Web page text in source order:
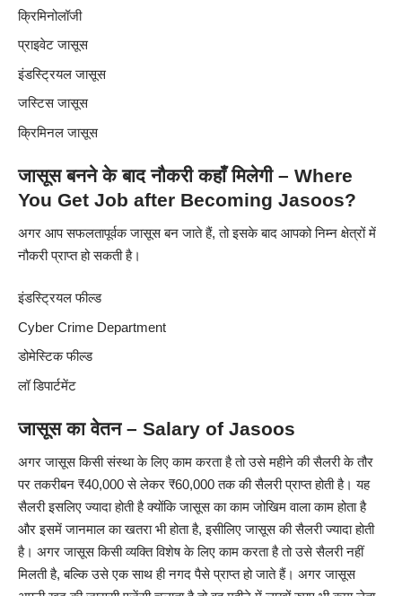
क्रिमिनोलॉजी
प्राइवेट जासूस
इंडस्ट्रियल जासूस
जस्टिस जासूस
क्रिमिनल जासूस
जासूस बनने के बाद नौकरी कहाँ मिलेगी – Where
You Get Job after Becoming Jasoos?
अगर आप सफलतापूर्वक जासूस बन जाते हैं, तो इसके बाद आपको निम्न क्षेत्रों में
नौकरी प्राप्त हो सकती है।
इंडस्ट्रियल फील्ड
Cyber Crime Department
डोमेस्टिक फील्ड
लॉ डिपार्टमेंट
जासूस का वेतन – Salary of Jasoos
अगर जासूस किसी संस्था के लिए काम करता है तो उसे महीने की सैलरी के तौर
पर तकरीबन ₹40,000 से लेकर ₹60,000 तक की सैलरी प्राप्त होती है। यह
सैलरी इसलिए ज्यादा होती है क्योंकि जासूस का काम जोखिम वाला काम होता है
और इसमें जानमाल का खतरा भी होता है, इसीलिए जासूस की सैलरी ज्यादा होती
है। अगर जासूस किसी व्यक्ति विशेष के लिए काम करता है तो उसे सैलरी नहीं
मिलती है, बल्कि उसे एक साथ ही नगद पैसे प्राप्त हो जाते हैं। अगर जासूस